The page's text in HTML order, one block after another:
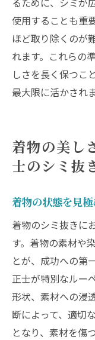
使用することも重
ほど取り除くのが
れます。これらの
しさを長く保つこ
最大限に活かされま
着物の美し
士のシミ抜
着物の状態を見
着物のシミ抜きに
す。着物の素材や
とが、成功への第
正士が特別なルー
形状、素材への浸
断によって、適切
となり、素材を傷